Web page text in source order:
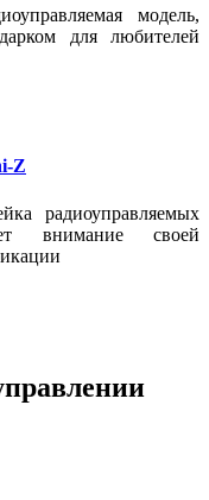
модель,
для любителей
Z
радиоуправляемых
внимание своей